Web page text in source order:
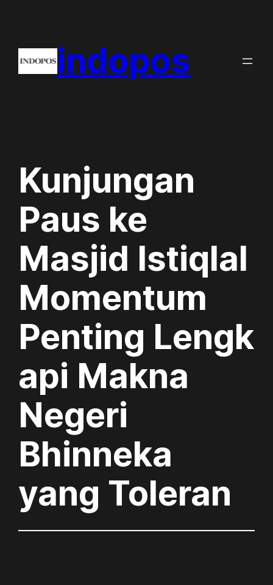
content
indopos
Kunjungan
Paus ke
Masjid Istiqlal
Momentum
Penting Lengk
api Makna
Negeri
Bhinneka
yang Toleran